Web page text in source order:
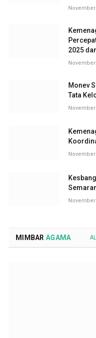
November
2025
November
Monev
Tata
November
November
November
MIMBAR AGAMA